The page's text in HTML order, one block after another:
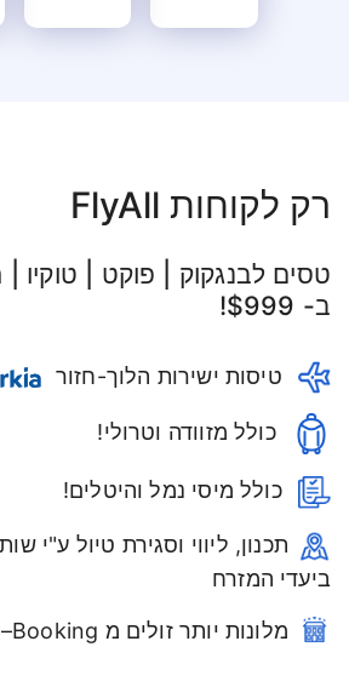
רק לקוחות FlyAll
טסים לבנגקוק | פוקט | טוקיו |
ב- $999!
טיסות ישירות הלוך-חזור
כולל מזוודה וטרולי!
כולל מיסי נמל והיטלים!
ביעדי המזרח
מלונות יותר זולים מ Booking– בהתחייבות